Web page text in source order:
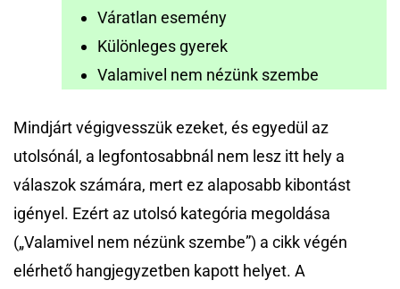
Váratlan esemény
Különleges gyerek
Valamivel nem nézünk szembe
Mindjárt végigvesszük ezeket, és egyedül az
utolsónál, a legfontosabbnál nem lesz itt hely a
válaszok számára, mert ez alaposabb kibontást
igényel. Ezért az utolsó kategória megoldása
(„Valamivel nem nézünk szembe”) a cikk végén
elérhető hangjegyzetben kapott helyet. A